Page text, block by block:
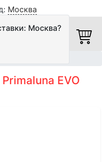
Москва
Москва?
EVO